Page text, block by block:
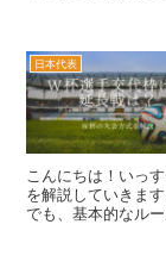
日本代表
こんにちは！いっすーです。 今回は、ワー
を解説していきます。 4年に1度しか開催されないW杯。
でも、基本的なル